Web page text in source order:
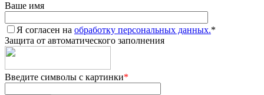
Ваше имя
Я согласен на обработку персональных данных.*
Защита от автоматического заполнения
Введите символы с картинки*